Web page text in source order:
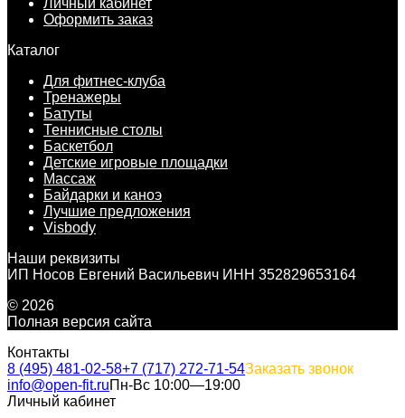
Оформить заказ
Каталог
Для фитнес-клуба
Тренажеры
Батуты
Теннисные столы
Баскетбол
Детские игровые площадки
Массаж
Байдарки и каноэ
Лучшие предложения
Visbody
Наши реквизиты
ИП Носов Евгений Васильевич ИНН 352829653164
© 2026
Полная версия сайта
Контакты
8 (495) 481-02-58+7 (717) 272-71-54Заказать звонок
info@open-fit.ruПн-Вс 10:00—19:00
Личный кабинет